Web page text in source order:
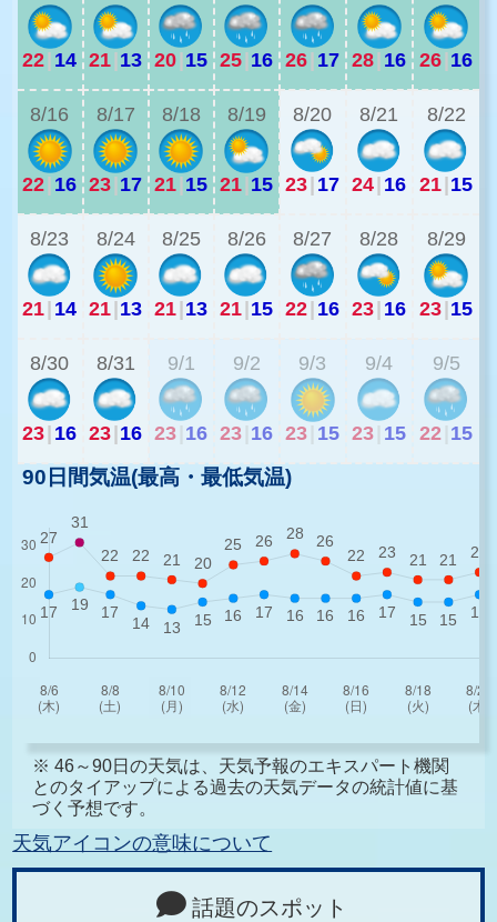
22| 14 21|13 20|15 25|16 26| 17 28| 16 26|16
8/16
22| 16
8/17
23|17
8/18
21|15
8/19
21|15
8/20
23| 17
8/21
24| 16
8/22
21|15
8/23
21| 14
8/24
21|13
8/25
21|13
8/26
21|15
8/27
22| 16
8/28
23| 16
8/29
23|15
8/30
23| 16
8/31
23|16
9/1
23 16
9/2
23 16
9/3
23 15
9/4
23 15
9/5
22 15
90日間気温(最高・最低気温)
※ 46～90日の天気は、天気予報のエキスパート機関
とのタイアップによる過去の天気データの統計値に基
づく予想です。
天気アイコンの意味について
話題のスポット